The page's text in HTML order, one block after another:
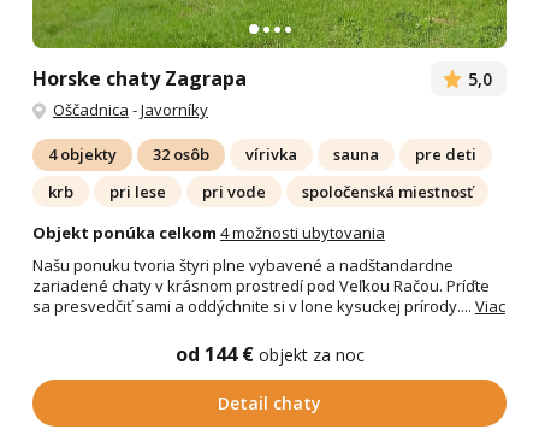
Horske chaty Zagrapa 5,0
Oščadnica -Javorníky
4 objekty 32 osôb vírivka sauna
pre deti
krb
pri lese pri vode
spoločenská miestnosť
Objekt ponúka celkom 4 možnosti ubytovania
Našu ponuku tvoria štyri plne vybavené a nadštandardne
zariadené chaty v krásnom prostredí pod Veľkou Račou. Príďte
sa presvedčiť sami a oddýchnite si v lone kysuckej prírody.... Viac
od 144 € objekt za noc
Detail chaty